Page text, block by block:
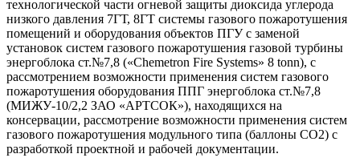
технологической части огневой защиты диоксида углерода
низкого давления 7ГТ, 8ГТ системы газового пожаротушения
помещений и оборудования объектов ПГУ c заменой
установок систем газового пожаротушения газовой турбины
энергоблока ст.№7,8 («Chemetron Fire Systems» 8 tonn), с
рассмотрением возможности применения систем газового
пожаротушения оборудования ППГ энергоблока ст.№7,8
(МИЖУ-10/2,2 ЗАО «АРТСОК»), находящихся на
консервации, рассмотрение возможности применения систем
газового пожаротушения модульного типа (баллоны СО2) с
разработкой проектной и рабочей документации.